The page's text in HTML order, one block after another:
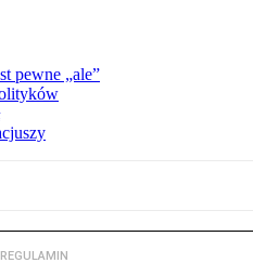
pewne „ale”
REGULAMIN